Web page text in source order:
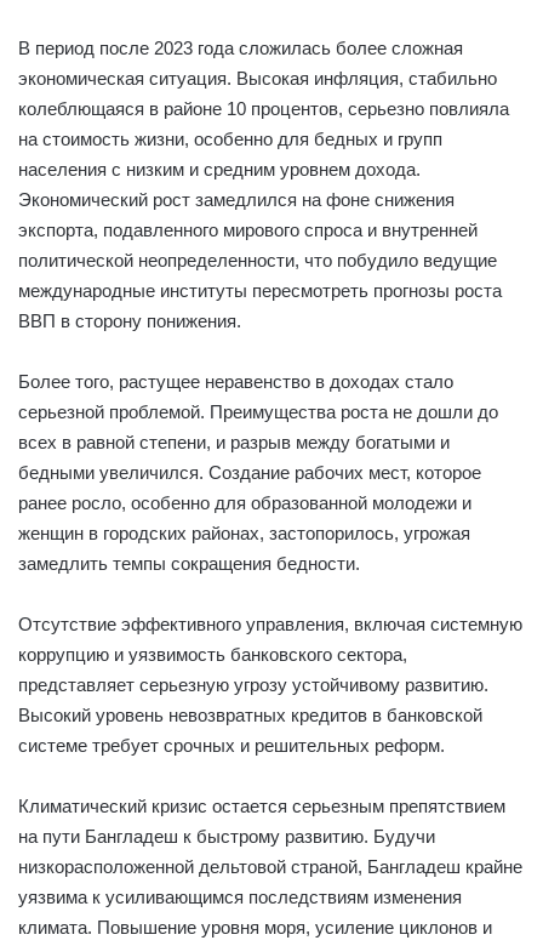
В период после 2023 года сложилась более сложная
экономическая ситуация. Высокая инфляция, стабильно
колеблющаяся в районе 10 процентов, серьезно повлияла
на стоимость жизни, особенно для бедных и групп
населения с низким и средним уровнем дохода.
Экономический рост замедлился на фоне снижения
экспорта, подавленного мирового спроса и внутренней
политической неопределенности, что побудило ведущие
международные институты пересмотреть прогнозы роста
ВВП в сторону понижения.
Более того, растущее неравенство в доходах стало
серьезной проблемой. Преимущества роста не дошли до
всех в равной степени, и разрыв между богатыми и
бедными увеличился. Создание рабочих мест, которое
ранее росло, особенно для образованной молодежи и
женщин в городских районах, застопорилось, угрожая
замедлить темпы сокращения бедности.
Отсутствие эффективного управления, включая системную
коррупцию и уязвимость банковского сектора,
представляет серьезную угрозу устойчивому развитию.
Высокий уровень невозвратных кредитов в банковской
системе требует срочных и решительных реформ.
Климатический кризис остается серьезным препятствием
на пути Бангладеш к быстрому развитию. Будучи
низкорасположенной дельтовой страной, Бангладеш крайне
уязвима к усиливающимся последствиям изменения
климата. Повышение уровня моря, усиление циклонов и